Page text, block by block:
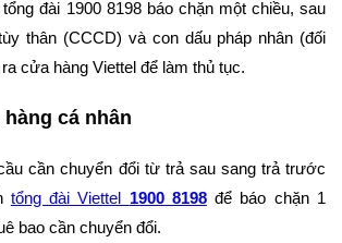
đài 1900 8198 báo chặn một chiều, sau
thân (CCCD) và con dấu pháp nhân (đối
cửa hàng Viettel để làm thủ tục.
cá nhân
cần chuyển đổi từ trả sau sang trả trước
tổng đài Viettel 1900 8198 để báo chặn 1
bao cần chuyển đổi.